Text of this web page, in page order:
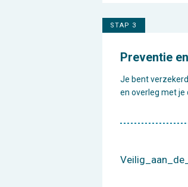
STAP 3
Preventie
Je bent
en overleg met je